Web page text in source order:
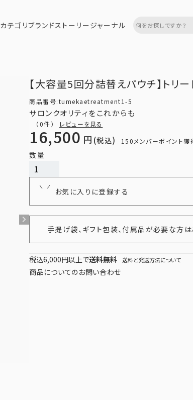
カテゴリブランドストーリージャーナル
【大容量5回分詰替えパウチ】トリ
商品番号 tumekaetreatment1-5
サロンクオリティをこれからも
（0件） レビューを見る
16,500 税込 150 メンバーポイント獲
お気に入りに登録する
手提げ袋、ギフト包装、 付属品が必要な方は
税込6,000円以上で送料無料 送料と発送方法について
商品についてのお問い合わせ